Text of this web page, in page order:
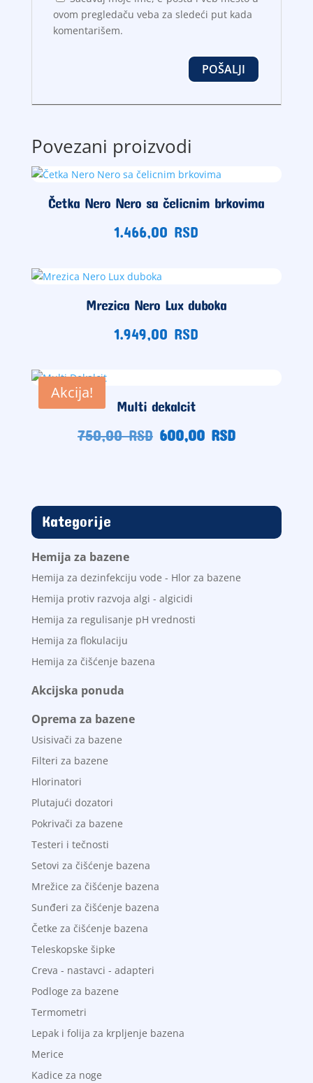
ovom pregledaču veba za sledeći put kada
komentarišem.
Povezani proizvodi
Četka Nero Nero sa čelicnim brkovima
1.466,00 RSD
Mrezica Nero Lux duboka
1.949,00 RSD
Akcija!
Multi dekalcit
750,00RSD Originalna
RSD.
600,00RSDTrenutna
Kategorije
Hemija za bazene
Hemija za dezinfekciju vode - Hlor za bazene
Hemija protiv razvoja algi - algicidi
Hemija za regulisanje pH vrednosti
Hemija za flokulaciju
Hemija za čišćenje bazena
Akcijska ponuda
Oprema za bazene
Usisivači za bazene
Filteri za bazene
Hlorinatori
Plutajući dozatori
Pokrivači za bazene
Testeri i tečnosti
Setovi za čišćenje bazena
Mrežice za čišćenje bazena
Sunđeri za čišćenje bazena
Četke za čišćenje bazena
Teleskopske šipke
Creva - nastavci - adapteri
Podloge za bazene
Termometri
Lepak i folija za krpljenje bazena
Merice
Kadice za noge